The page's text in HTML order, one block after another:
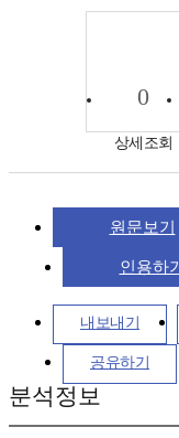
0
상세조회
원문보기
인용하기
내보내기
공유하기
분석정보